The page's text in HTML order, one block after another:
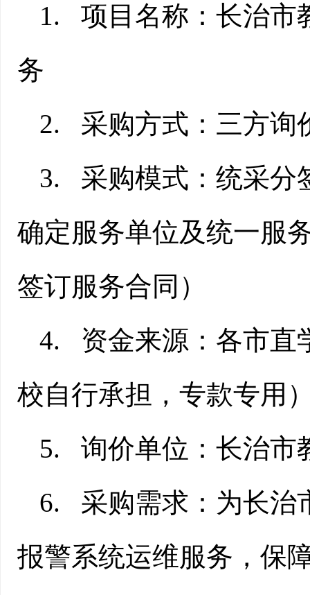
1. 项目名称：长治市
务
2. 采购方式 ：三方询
3. 采购模式：统采分
确定服务单位及统一服
签订服务合同）
4. 资金来源：各市直
校自行承担，专款专用
5. 询价单位 ：长治市
6. 采购需求：为长治
报警系统运维服务，保